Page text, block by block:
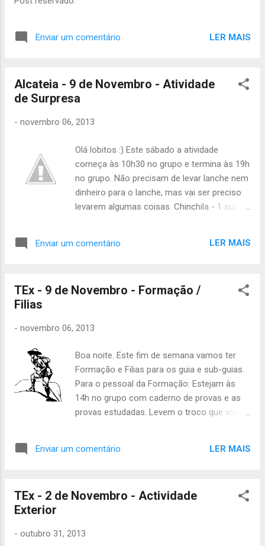
Enviar um comentário LER MAIS
Alcateia - 9 de Novembro - Atividade
de Surpresa
- novembro 06, 2013
Olá lobitos :) Este sábado a atividade
começa às 10h30 no grupo e termina às 19h
no grupo. Não precisam de levar lanche nem
dinheiro para o lanche, mas vai ser preciso
levarem algumas coisas. Chinchila - 1 sumo
pão de forma grande Águia- 1 sumo grande
bolachas Arara- 1 pacote de pão de forma
Suricata- 1 pacote de batatas fritas Texugo-
sabem, quem precisar de faltar tem de
avisar a Áquêlà! Até Sábado. Catarina Arroio
Enviar um comentário LER MAIS
TEx - 9 de Novembro - Formação /
Filias
- novembro 06, 2013
Boa noite. Este fim de semana vamos ter
Formação e Filias para os guia e sub-guias.
Para o pessoal da Formação: Estejam às
14h no grupo com caderno de provas e as
provas estudadas. Levem o troco que vos
os 2,5€ do caderno de provas. A actividade
início às 20h00 na estação de comboios de
nos comboios, idealmente com dinheiro e
Enviar um comentário LER MAIS
TEx - 2 de Novembro - Actividade
Exterior
- outubro 31, 2013